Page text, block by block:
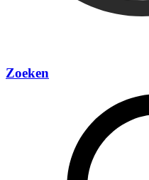
Zoeken